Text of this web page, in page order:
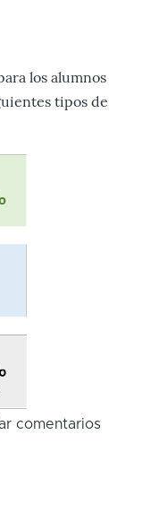
los alumnos
tipos de
comentarios